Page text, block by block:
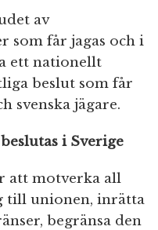
av
som får jagas och i
ett nationellt
beslut som får
svenska jägare.
i Sverige
att motverka all
till unionen, inrätta
begränsa den